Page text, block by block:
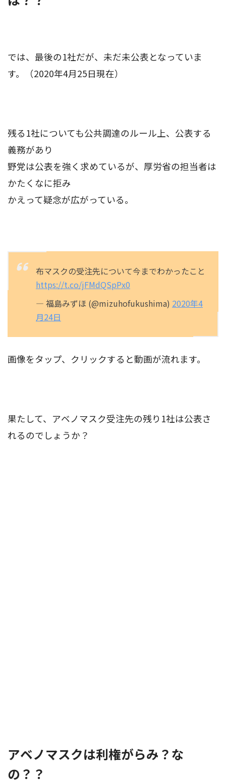
では、最後の1社だが、未だ未公表となっていま
す。（2020年4月25日現在）
残る1社についても公共調達のルール上、公表する
義務があり
野党は公表を強く求めているが、厚労省の担当者は
かたくなに拒み
かえって疑念が広がっている。
布マスクの受注先について今までわかったこと
https://t.co/jFMdQSpPx0
— 福島みずほ (@mizuhofukushima) 2020年4
月24日
画像をタップ、クリックすると動画が流れます。
果たして、アベノマスク受注先の残り1社は公表さ
れるのでしょうか？
アベノマスクは利権がらみ？な
の？？